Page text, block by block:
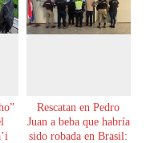
Rescatan en Pedro
Juan a beba que habría
sido robada en Brasil: